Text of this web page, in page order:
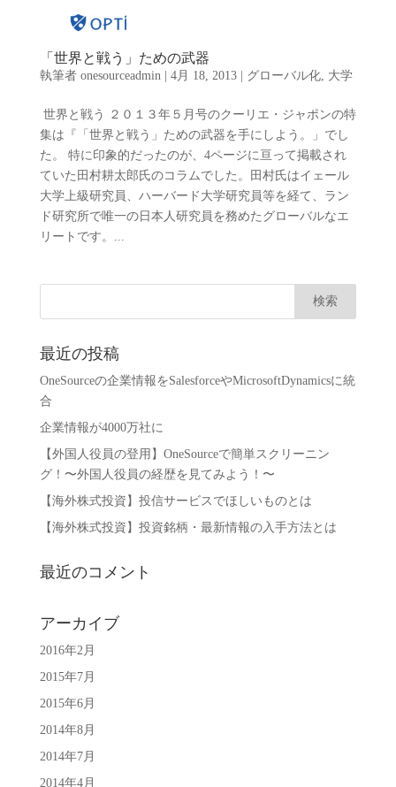
「世界と戦う」ための武器
執筆者 onesourceadmin| 4月 18, 2013| グローバル化, 大学
世界と戦う ２０１３年５月号のクーリエ・ジャポンの特
集は『「世界と戦う」ための武器を手にしよう。」でし
た。 特に印象的だったのが、4ページに亘って掲載され
ていた田村耕太郎氏のコラムでした。田村氏はイェール
大学上級研究員、ハーバード大学研究員等を経て、ラン
ド研究所で唯一の日本人研究員を務めたグローバルなエ
リートです。...
最近の投稿
OneSourceの企業情報をSalesforceやMicrosoftDynamicsに統
合
企業情報が4000万社に
【外国人役員の登用】OneSourceで簡単スクリーニン
グ！〜外国人役員の経歴を見てみよう！〜
【海外株式投資】投信サービスでほしいものとは
【海外株式投資】投資銘柄・最新情報の入手方法とは
最近のコメント
アーカイブ
2016年2月
2015年7月
2015年6月
2014年8月
2014年7月
2014年4月